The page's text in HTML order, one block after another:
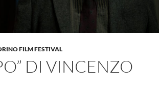
FILM FESTIVAL
DI VINCENZO